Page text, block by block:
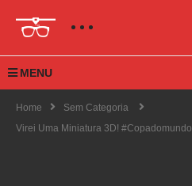
MENU
Home
Sem Categoria
Virei Uma Miniatura 3D! #copadomundo